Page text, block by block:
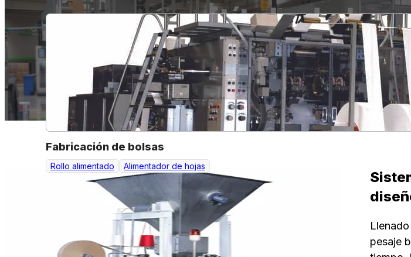
Fabricación de bolsas
Rollo alimentado Alimentador de hojas
{título de la
pesaje